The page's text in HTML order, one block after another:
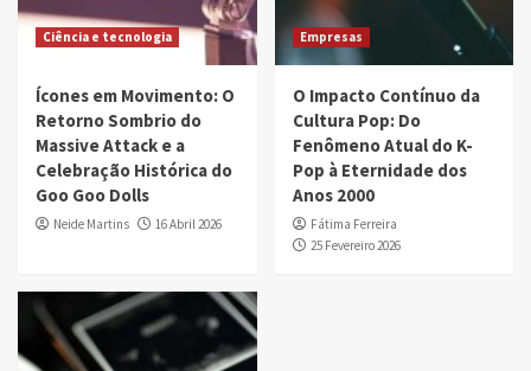
Ciência e tecnologia
Ícones em Movimento: O
Retorno Sombrio do
Massive Attack e a
Celebração Histórica do
Goo Goo Dolls
Neide Martins 16 Abril 2026
Empresas
O Impacto Contínuo da
Cultura Pop: Do
Fenômeno Atual do K-
Pop à Eternidade dos
Anos 2000
Fátima Ferreira
25 Fevereiro 2026